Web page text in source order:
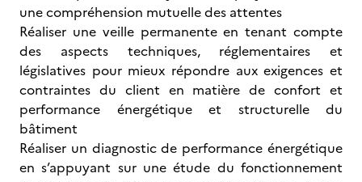
une compréhension mutuelle des attentes
Réaliser une veille permanente en tenant compte
des aspects techniques, réglementaires et
législatives pour mieux répondre aux exigences et
contraintes du client en matière de confort et
performance énergétique et structurelle du
bâtiment
Réaliser un diagnostic de performance énergétique
en s’appuyant sur une étude du fonctionnement